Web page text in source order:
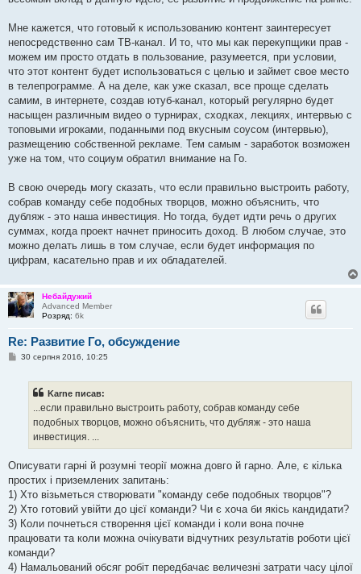
Мне кажется, что готовый к использованию контент заинтересует
непосредственно сам ТВ-канал. И то, что мы как перекупщики прав -
можем им просто отдать в пользование, разумеется, при условии,
что этот контент будет использоваться с целью и займет свое место
в телепрограмме. А на деле, как уже сказал, все проще сделать
самим, в интернете, создав ютуб-канал, который регулярно будет
насыщен различным видео о турнирах, сходках, лекциях, интервью с
топовыми игроками, поданными под вкусным соусом (интервью),
размещению собственной рекламе. Тем самым - заработок возможен
уже на том, что социум обратил внимание на Го.
В свою очередь могу сказать, что если правильно выстроить работу,
собрав команду себе подобных творцов, можно объяснить, что
дубляж - это наша инвестиция. Но тогда, будет идти речь о других
суммах, когда проект начнет приносить доход. В любом случае, это
можно делать лишь в том случае, если будет информация по
цифрам, касательно прав и их обладателей.
Небайдужий
Advanced Member
Розряд: 6k
Re: Развитие Го, обсуждение
П
я
30 серпня 2016, 10:25
Karne писав:
...если правильно выстроить работу, собрав команду себе
подобных творцов, можно объяснить, что дубляж - это наша
инвестиция. ...
Описувати гарні й розумні теорії можна довго й гарно. Але, є кілька
простих і приземлених запитань:
1) Хто візьметься створювати "команду себе подобных творцов"?
2) Хто готовий увійти до цієї команди? Чи є хоча би якісь кандидати?
3) Коли почнеться створення цієї команди і коли вона почне
працювати та коли можна очікувати відчутних результатів роботи цієї
команди?
4) Намальований обсяг робіт передбачає величезні затрати часу цілої